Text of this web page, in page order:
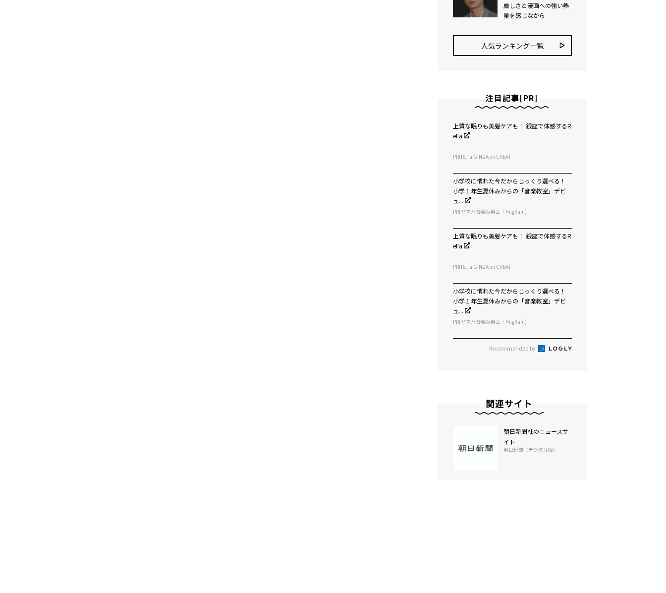
厳しさと漫画への強い熱
量を感じながら
人気ランキング⼀覧
注目記事[PR]
上質な眠りも美髪ケアも！ 銀座で体感するR
eFa
PR(ReFa GINZA on CREA)
小学校に慣れた今だからじっくり選べる！
小学１年生夏休みからの「音楽教室」デビ
ュ...
PR(ヤマハ音楽振興会｜HugKum)
上質な眠りも美髪ケアも！ 銀座で体感するR
eFa
PR(ReFa GINZA on CREA)
小学校に慣れた今だからじっくり選べる！
小学１年生夏休みからの「音楽教室」デビ
ュ...
PR(ヤマハ音楽振興会｜HugKum)
Recommended by
関連サイト
朝日新聞社のニュースサ
イト
朝日新聞（デジタル版）